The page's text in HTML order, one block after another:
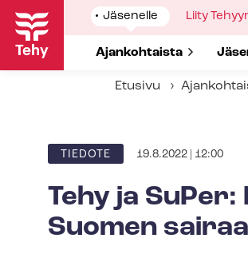
Hyppää
pääsisältöön
Show
submenu
Jäsenelle
Show submenu for
Ajankohtaista
Show
Liity
Etusivu
ARTIKKELIN
TIEDOTE 19.8.2022 | 12:00
Tehy ja
Suomen